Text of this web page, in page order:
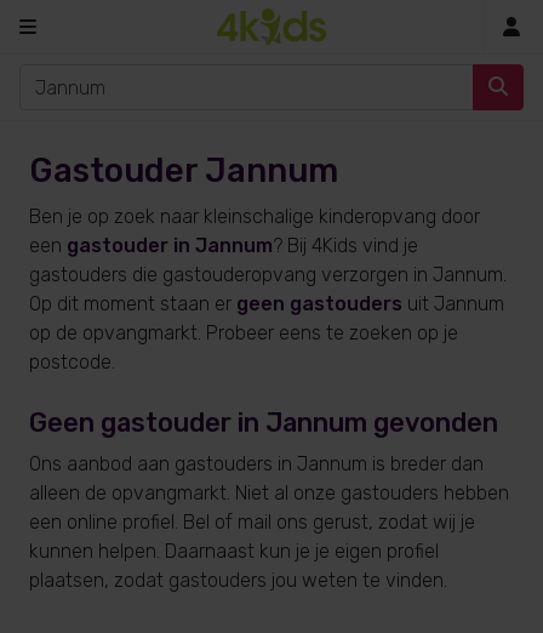
Gastouder Jannum
Ben je op zoek naar kleinschalige kinderopvang door
een gastouder in Jannum? Bij 4Kids vind je
gastouders die gastouderopvang verzorgen in Jannum.
Op dit moment staan er geen gastouders uit Jannum
op de opvangmarkt. Probeer eens te zoeken op je
postcode.
Geen gastouder in Jannum gevonden
Ons aanbod aan gastouders in Jannum is breder dan
alleen de opvangmarkt. Niet al onze gastouders hebben
een online profiel. Bel of mail ons gerust, zodat wij je
kunnen helpen. Daarnaast kun je je eigen profiel
plaatsen, zodat gastouders jou weten te vinden.